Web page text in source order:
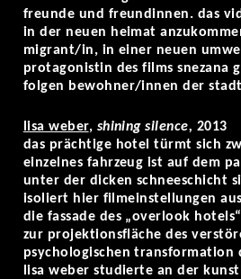
freunde und freundinnen. das
in der neuen heimat
migrant/in, in einer neuen
protagonistin des films snezana
folgen bewohner/innen der
lisa weber, shining silence, 2013
das prächtige hotel türmt sich
einzelnes fahrzeug ist auf dem
unter der dicken schneeschicht
isoliert hier filmeinstellungen
die fassade des „overlook
zur projektionsfläche des
psychologischen transformation
lisa weber studierte an der